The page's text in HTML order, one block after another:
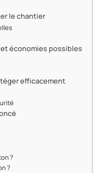
le chantier
économies possibles
efficacement
?
?